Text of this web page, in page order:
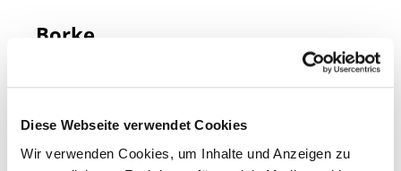
Diese Webseite verwendet Cookies
Wir verwenden Cookies, um Inhalte und Anzeigen zu
Borke
sie in zunehmendem Alter rissig wird und
fast bei allen Tannen gleich.